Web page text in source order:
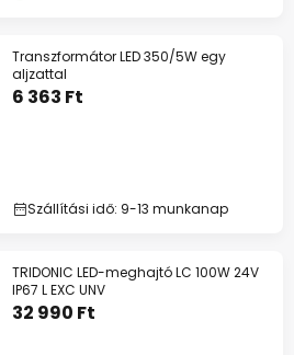
Transzformátor LED 350/5W egy
aljzattal
6 363 Ft
Szállítási idő: 9-13 munkanap
TRIDONIC LED-meghajtó LC 100W 24V
IP67 L EXC UNV
32 990 Ft